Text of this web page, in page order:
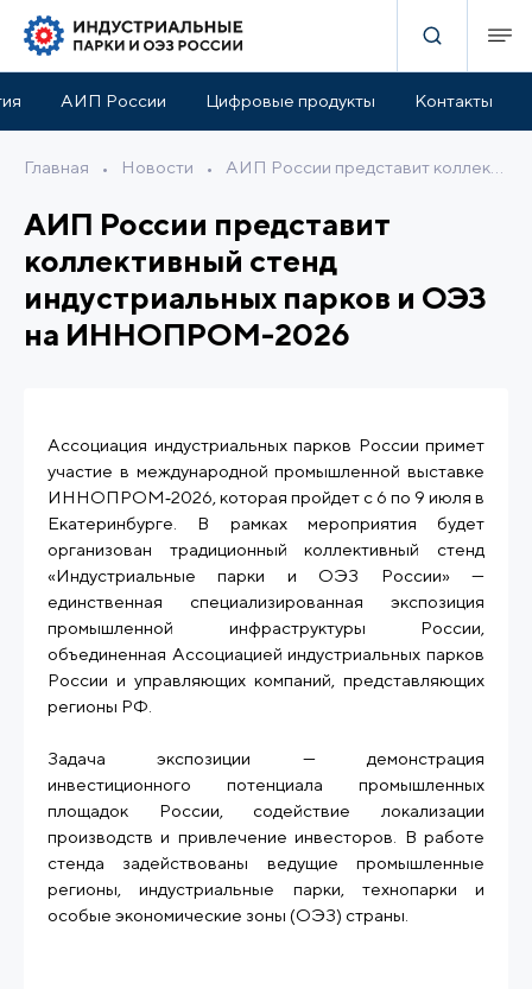
АИП России Цифровые продукты Контакты
Главная • Новости •
АИП России представит
коллективный стенд
индустриальных парков и ОЭЗ
на ИННОПРОМ-2026
Ассоциация индустриальных парков России примет
участие в международной промышленной выставке
ИННОПРОМ‑2026, которая пройдет с 6 по 9 июля в
Екатеринбурге. В рамках мероприятия будет
организован традиционный коллективный стенд
«Индустриальные парки и ОЭЗ России» —
единственная специализированная экспозиция
промышленной инфраструктуры России,
объединенная Ассоциацией индустриальных парков
России и управляющих компаний, представляющих
регионы РФ.
Задача экспозиции — демонстрация
инвестиционного потенциала промышленных
площадок России, содействие локализации
производств и привлечение инвесторов. В работе
стенда задействованы ведущие промышленные
регионы, индустриальные парки, технопарки и
особые экономические зоны (ОЭЗ) страны.